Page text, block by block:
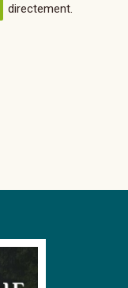
directement.